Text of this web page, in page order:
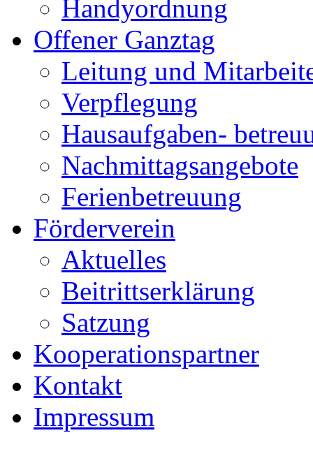
Handyordnung
Offener Ganztag
Leitung und
Verpflegung
Hausaufgaben-
Nachmittagsangebote
Ferienbetreuung
Förderverein
Aktuelles
Beitrittserklärung
Satzung
Kooperationspartner
Kontakt
Impressum